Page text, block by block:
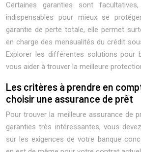
Certaines garanties sont
indispensables pour mieux se
garantie de perte totale, elle permet
en charge des mensualités du crédit
Explorer les différentes solutions pour
vous aider à trouver la meilleure
Les critères à prendre en
choisir une assurance de prêt
Pour trouver la meilleure assurance de
garanties très intéressantes, vous
sur les exigences de votre banque